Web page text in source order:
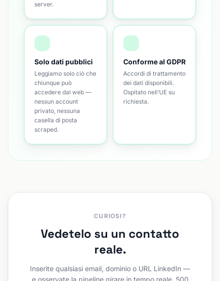
server.
Solo dati pubblici
Leggiamo solo ciò che
chiunque può
accedere dal web —
nessun account
privato, nessuna
casella di posta
scraped.
Conforme al GDPR
Accordi di trattamento
dei dati disponibili.
Ospitato nell’UE su
richiesta.
CURIOSI?
Vedetelo su un contatto
reale.
Inserite qualsiasi email, dominio o URL LinkedIn —
e osservate la pipeline girare in tempo reale. 500